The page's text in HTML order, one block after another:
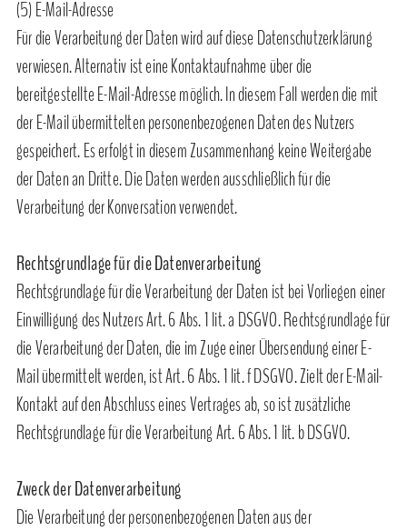
(5) E-Mail-Adresse
Für die Verarbeitung der Daten wird auf diese Datenschutzerklärung
verwiesen. Alternativ ist eine Kontaktaufnahme über die
bereitgestellte E-Mail-Adresse möglich. In diesem Fall werden die mit
der E-Mail übermittelten personenbezogenen Daten des Nutzers
gespeichert. Es erfolgt in diesem Zusammenhang keine Weitergabe
der Daten an Dritte. Die Daten werden ausschließlich für die
Verarbeitung der Konversation verwendet.
Rechtsgrundlage für die Datenverarbeitung
Rechtsgrundlage für die Verarbeitung der Daten ist bei Vorliegen einer
Einwilligung des Nutzers Art. 6 Abs. 1 lit. a DSGVO. Rechtsgrundlage für
die Verarbeitung der Daten, die im Zuge einer Übersendung einer E-
Mail übermittelt werden, ist Art. 6 Abs. 1 lit. f DSGVO. Zielt der E-Mail-
Kontakt auf den Abschluss eines Vertrages ab, so ist zusätzliche
Rechtsgrundlage für die Verarbeitung Art. 6 Abs. 1 lit. b DSGVO.
Zweck der Datenverarbeitung
Die Verarbeitung der personenbezogenen Daten aus der